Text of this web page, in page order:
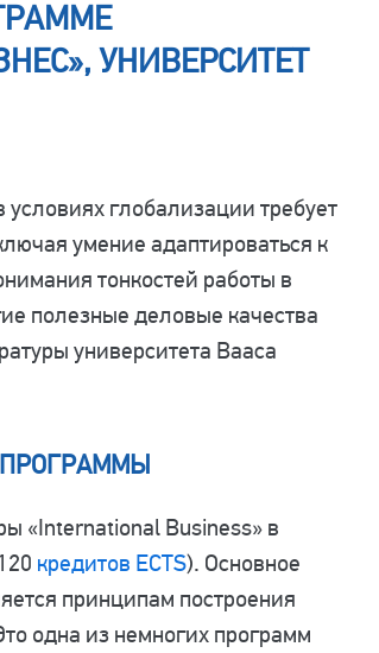
УНИВЕРСИТЕТ
глобализации требует
умение адаптироваться к
тонкостей работы в
полезные деловые качества
университета Вааса
«International Business» в
кредитов ECTS). Основное
принципам построения
одна из немногих программ